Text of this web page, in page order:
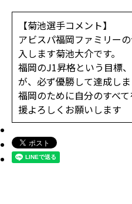
【菊池選手コメント】
アビスパ福岡ファミリー
入します菊池大介です。
福岡のJ1昇格という目標
が、必ず優勝して達成しま
福岡のために自分のすべ
援よろしくお願いします